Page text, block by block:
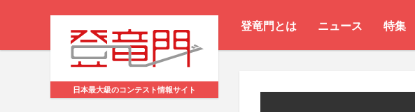
登竜門とは ニュース 特集
日本最大級のコンテスト情報サイト